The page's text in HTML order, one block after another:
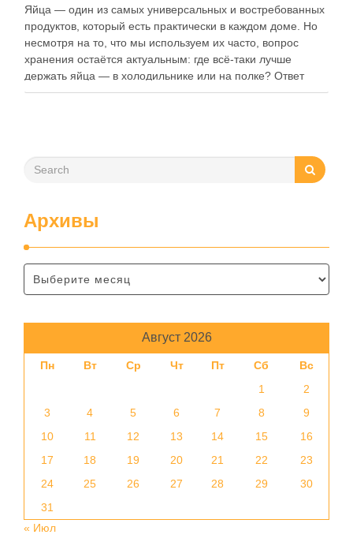
Яйца — один из самых универсальных и востребованных
продуктов, который есть практически в каждом доме. Но
несмотря на то, что мы используем их часто, вопрос
хранения остаётся актуальным: где всё-таки лучше
держать яйца — в холодильнике или на полке? Ответ
зависит от нескольких факторов, включая температуру
Архивы
Август 2026
Пн Вт Ср Чт Пт Сб
Вс
1
2
3
4 5 6 7 8
9
10
11 12 13 14 15
16
17
18 19 20 21 22
23
24
25 26 27 28 29
30
31
« Июл